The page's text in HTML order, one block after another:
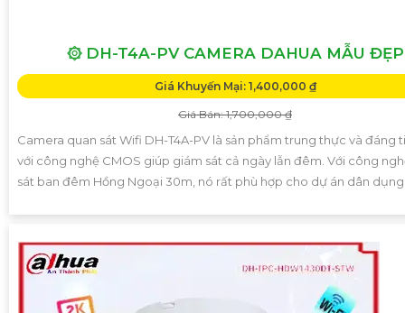
۞ DH-T4A-PV CAMERA DAHUA MẪU ĐẸP
Giá Khuyến Mại: 1,400,000 ₫
Giá Bán: 1,700,000 ₫
Camera quan sát Wifi DH-T4A-PV là sản phẩm trung thực và đáng
với công nghệ CMOS giúp giám sát cả ngày lẫn đêm. Với công
sát ban đêm Hồng Ngoại 30m, nó rất phù hợp cho dự án dân dụng